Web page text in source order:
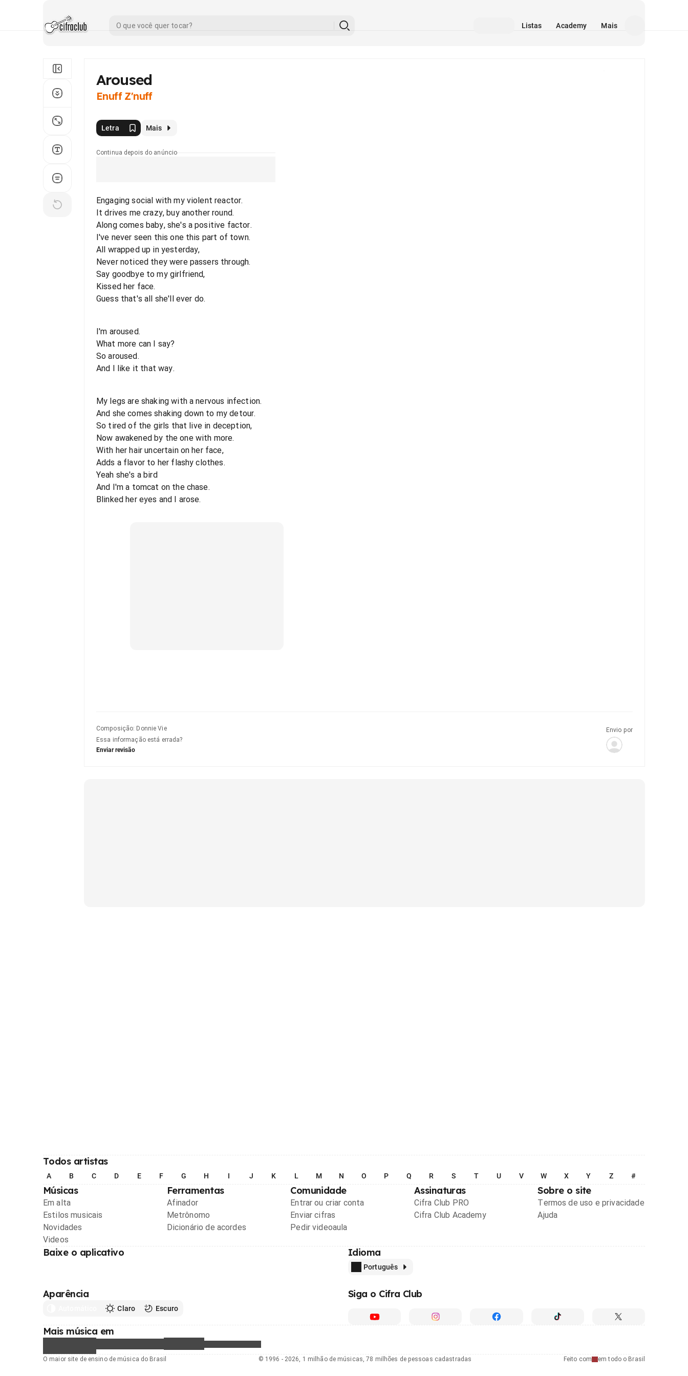
Listas Academy Mais
Aroused
Enuff Z'nuff
Letra Mais
Continua depois do anúncio
Engaging social with my violent reactor.
It drives me crazy, buy another round.
Along comes baby, she's a positive factor.
I've never seen this one this part of town.
All wrapped up in yesterday,
Never noticed they were passers through.
Say goodbye to my girlfriend,
Kissed her face.
Guess that's all she'll ever do.
I'm aroused.
What more can I say?
So aroused.
And I like it that way.
My legs are shaking with a nervous infection.
And she comes shaking down to my detour.
So tired of the girls that live in deception,
Now awakened by the one with more.
With her hair uncertain on her face,
Adds a flavor to her flashy clothes.
Yeah she's a bird
And I'm a tomcat on the chase.
Blinked her eyes and I arose.
Composição: Donnie Vie
Essa informação está errada?
Enviar revisão
Envio por
Todos artistas
A B C D E F G H I J K L M N O P Q R S T U V W X Y Z #
Músicas
Em alta
Estilos musicais
Novidades
Videos
Ferramentas
Afinador
Metrônomo
Dicionário de acordes
Comunidade
Entrar ou criar conta
Enviar cifras
Pedir videoaula
Assinaturas
Cifra Club PRO
Cifra Club Academy
Sobre o site
Termos de uso e privacidade
Ajuda
Baixe o aplicativo Idioma
Português
Aparência
Claro Escuro
Siga o Cifra Club
Mais música em
O maior site de ensino de música do Brasil Feito com em todo o Brasil
© 1996 - 2026, 1 milhão de músicas, 78 milhões de pessoas cadastradas